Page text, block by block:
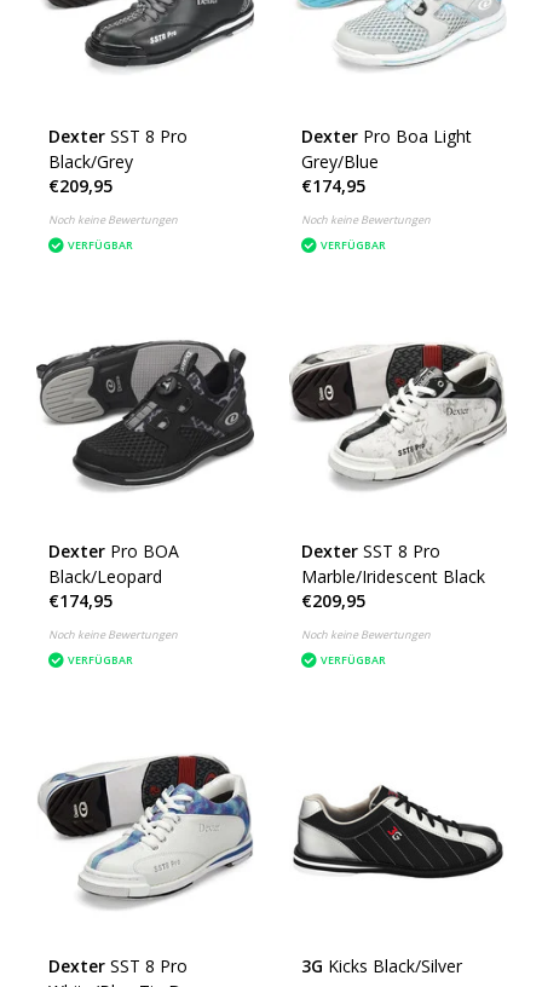
Dexter SST 8 Pro
Black/Grey
€209,95
Noch keine Bewertungen
VERFÜGBAR
Dexter Pro Boa Light
Grey/Blue
€174,95
Noch keine Bewertungen
VERFÜGBAR
Dexter Pro BOA
Black/Leopard
€174,95
Noch keine Bewertungen
VERFÜGBAR
Dexter SST 8 Pro
Marble/Iridescent Black
€209,95
Noch keine Bewertungen
VERFÜGBAR
Dexter SST 8 Pro
3G Kicks Black/Silver